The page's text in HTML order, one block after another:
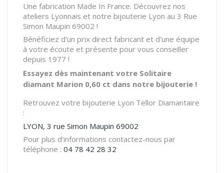
Une fabrication Made In France. Découvrez nos
ateliers Lyonnais et notre bijouterie Lyon au 3 Rue
Simon Maupin 69002 !
Bénéficiez d'un prix direct fabricant et d'une équipe
à votre écoute et présente pour vous conseiller
depuis 1977 !
Essayez dès maintenant votre Solitaire
diamant Marion 0,60 ct dans notre bijouterie !
Retrouvez votre bijouterie Lyon Tellor Diamantaire
:
LYON, 3 rue Simon Maupin 69002
Pour plus d’informations contactez-nous par
téléphone : 04 78 42 28 32